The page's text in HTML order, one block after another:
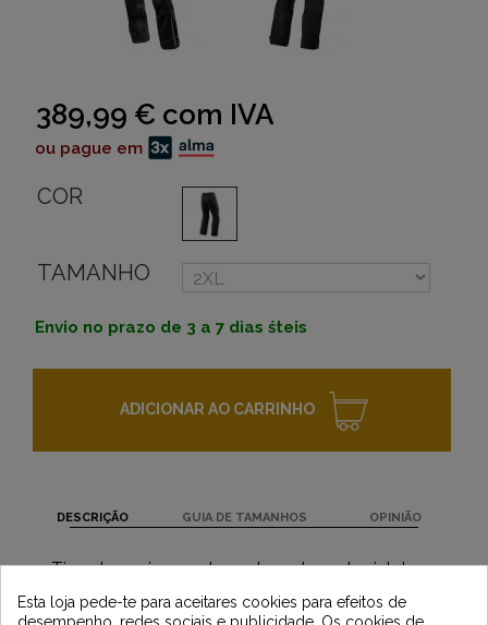
389,99 € com IVA
ou pague em
COR
TAMANHO
Envio no prazo de 3 a 7 dias śteis
ADICIONAR AO CARRINHO
DESCRIÇÃO GUIA DE TAMANHOS OPINIÃO
Tipo de equipamento : calças de motocicletas
Newsletter
Esta loja pede-te para aceitares cookies para efeitos de